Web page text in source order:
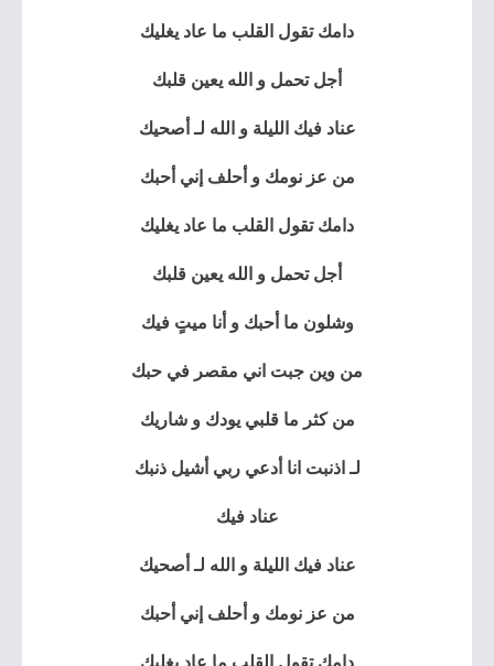
دامك تقول القلب ما عاد يغليك
أجل تحمل و الله يعين قلبك
عناد فيك الليلة و الله لـ أصحيك
من عز نومك و أحلف إني أحبك
دامك تقول القلب ما عاد يغليك
أجل تحمل و الله يعين قلبك
وشلون ما أحبك و أنا ميتٍ فيك
من وين جبت اني مقصر في حبك
من كثر ما قلبي يودك و شاريك
لـ اذنبت انا أدعي ربي أشيل ذنبك
عناد فيك
عناد فيك الليلة و الله لـ أصحيك
من عز نومك و أحلف إني أحبك
دامك تقول القلب ما عاد يغليك